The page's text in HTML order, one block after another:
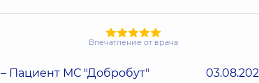
Впечатление от врача
– Пациент МС "Добробут"